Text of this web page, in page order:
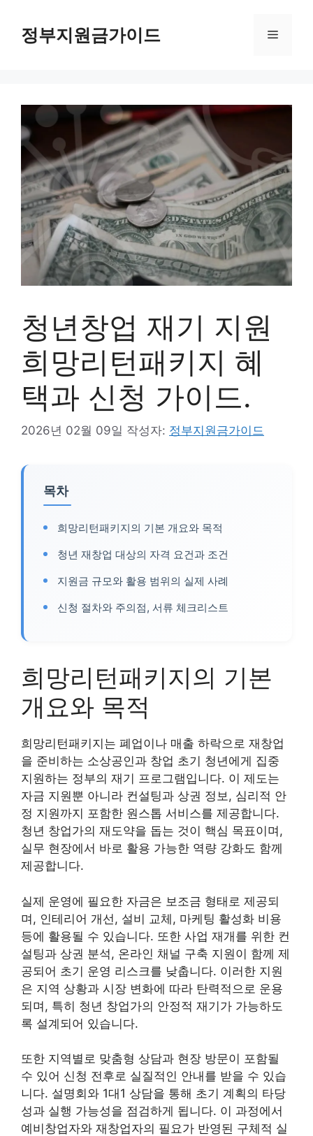
정부지원금가이드 메
청년창업 재기 지원
희망리턴패키지 혜
택과 신청 가이드.
2026년 02월 09일 작성자: 정부지원금가이드
목차
희망리턴패키지의 기본 개요와 목적
청년 재창업 대상의 자격 요건과 조건
지원금 규모와 활용 범위의 실제 사례
신청 절차와 주의점, 서류 체크리스트
희망리턴패키지의 기본
개요와 목적
희망리턴패키지는 폐업이나 매출 하락으로 재창업
을 준비하는 소상공인과 창업 초기 청년에게 집중
지원하는 정부의 재기 프로그램입니다. 이 제도는
자금 지원뿐 아니라 컨설팅과 상권 정보, 심리적 안
정 지원까지 포함한 원스톱 서비스를 제공합니다.
청년 창업가의 재도약을 돕는 것이 핵심 목표이며,
실무 현장에서 바로 활용 가능한 역량 강화도 함께
제공합니다.
실제 운영에 필요한 자금은 보조금 형태로 제공되
며, 인테리어 개선, 설비 교체, 마케팅 활성화 비용
등에 활용될 수 있습니다. 또한 사업 재개를 위한 컨
설팅과 상권 분석, 온라인 채널 구축 지원이 함께 제
공되어 초기 운영 리스크를 낮춥니다. 이러한 지원
은 지역 상황과 시장 변화에 따라 탄력적으로 운용
되며, 특히 청년 창업가의 안정적 재기가 가능하도
록 설계되어 있습니다.
또한 지역별로 맞춤형 상담과 현장 방문이 포함될
수 있어 신청 전후로 실질적인 안내를 받을 수 있습
니다. 설명회와 1대1 상담을 통해 초기 계획의 타당
성과 실행 가능성을 점검하게 됩니다. 이 과정에서
예비창업자와 재창업자의 필요가 반영된 구체적 실